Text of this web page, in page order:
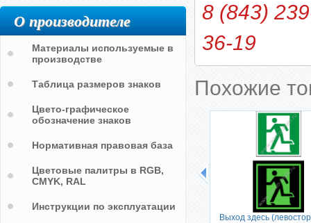
8 (843)
36-19
Похожие
Выход здесь
О производителе
Материалы используемые в
производстве
Таблица размеров знаков
Цвето-графическое
обозначение знаков
Нормативная правовая база
Цветовые палитры в RGB,
CMYK, RAL
Инструкции по эксплуатации